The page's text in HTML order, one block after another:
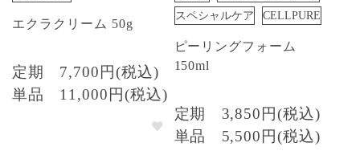
エクラクリーム 50g
定期
7,700円(税込)
単品
11,000円(税込)
スペシャルケア
CELLPURE
ピーリングフォーム
150ml
定期
3,850円(税込)
単品
5,500円(税込)